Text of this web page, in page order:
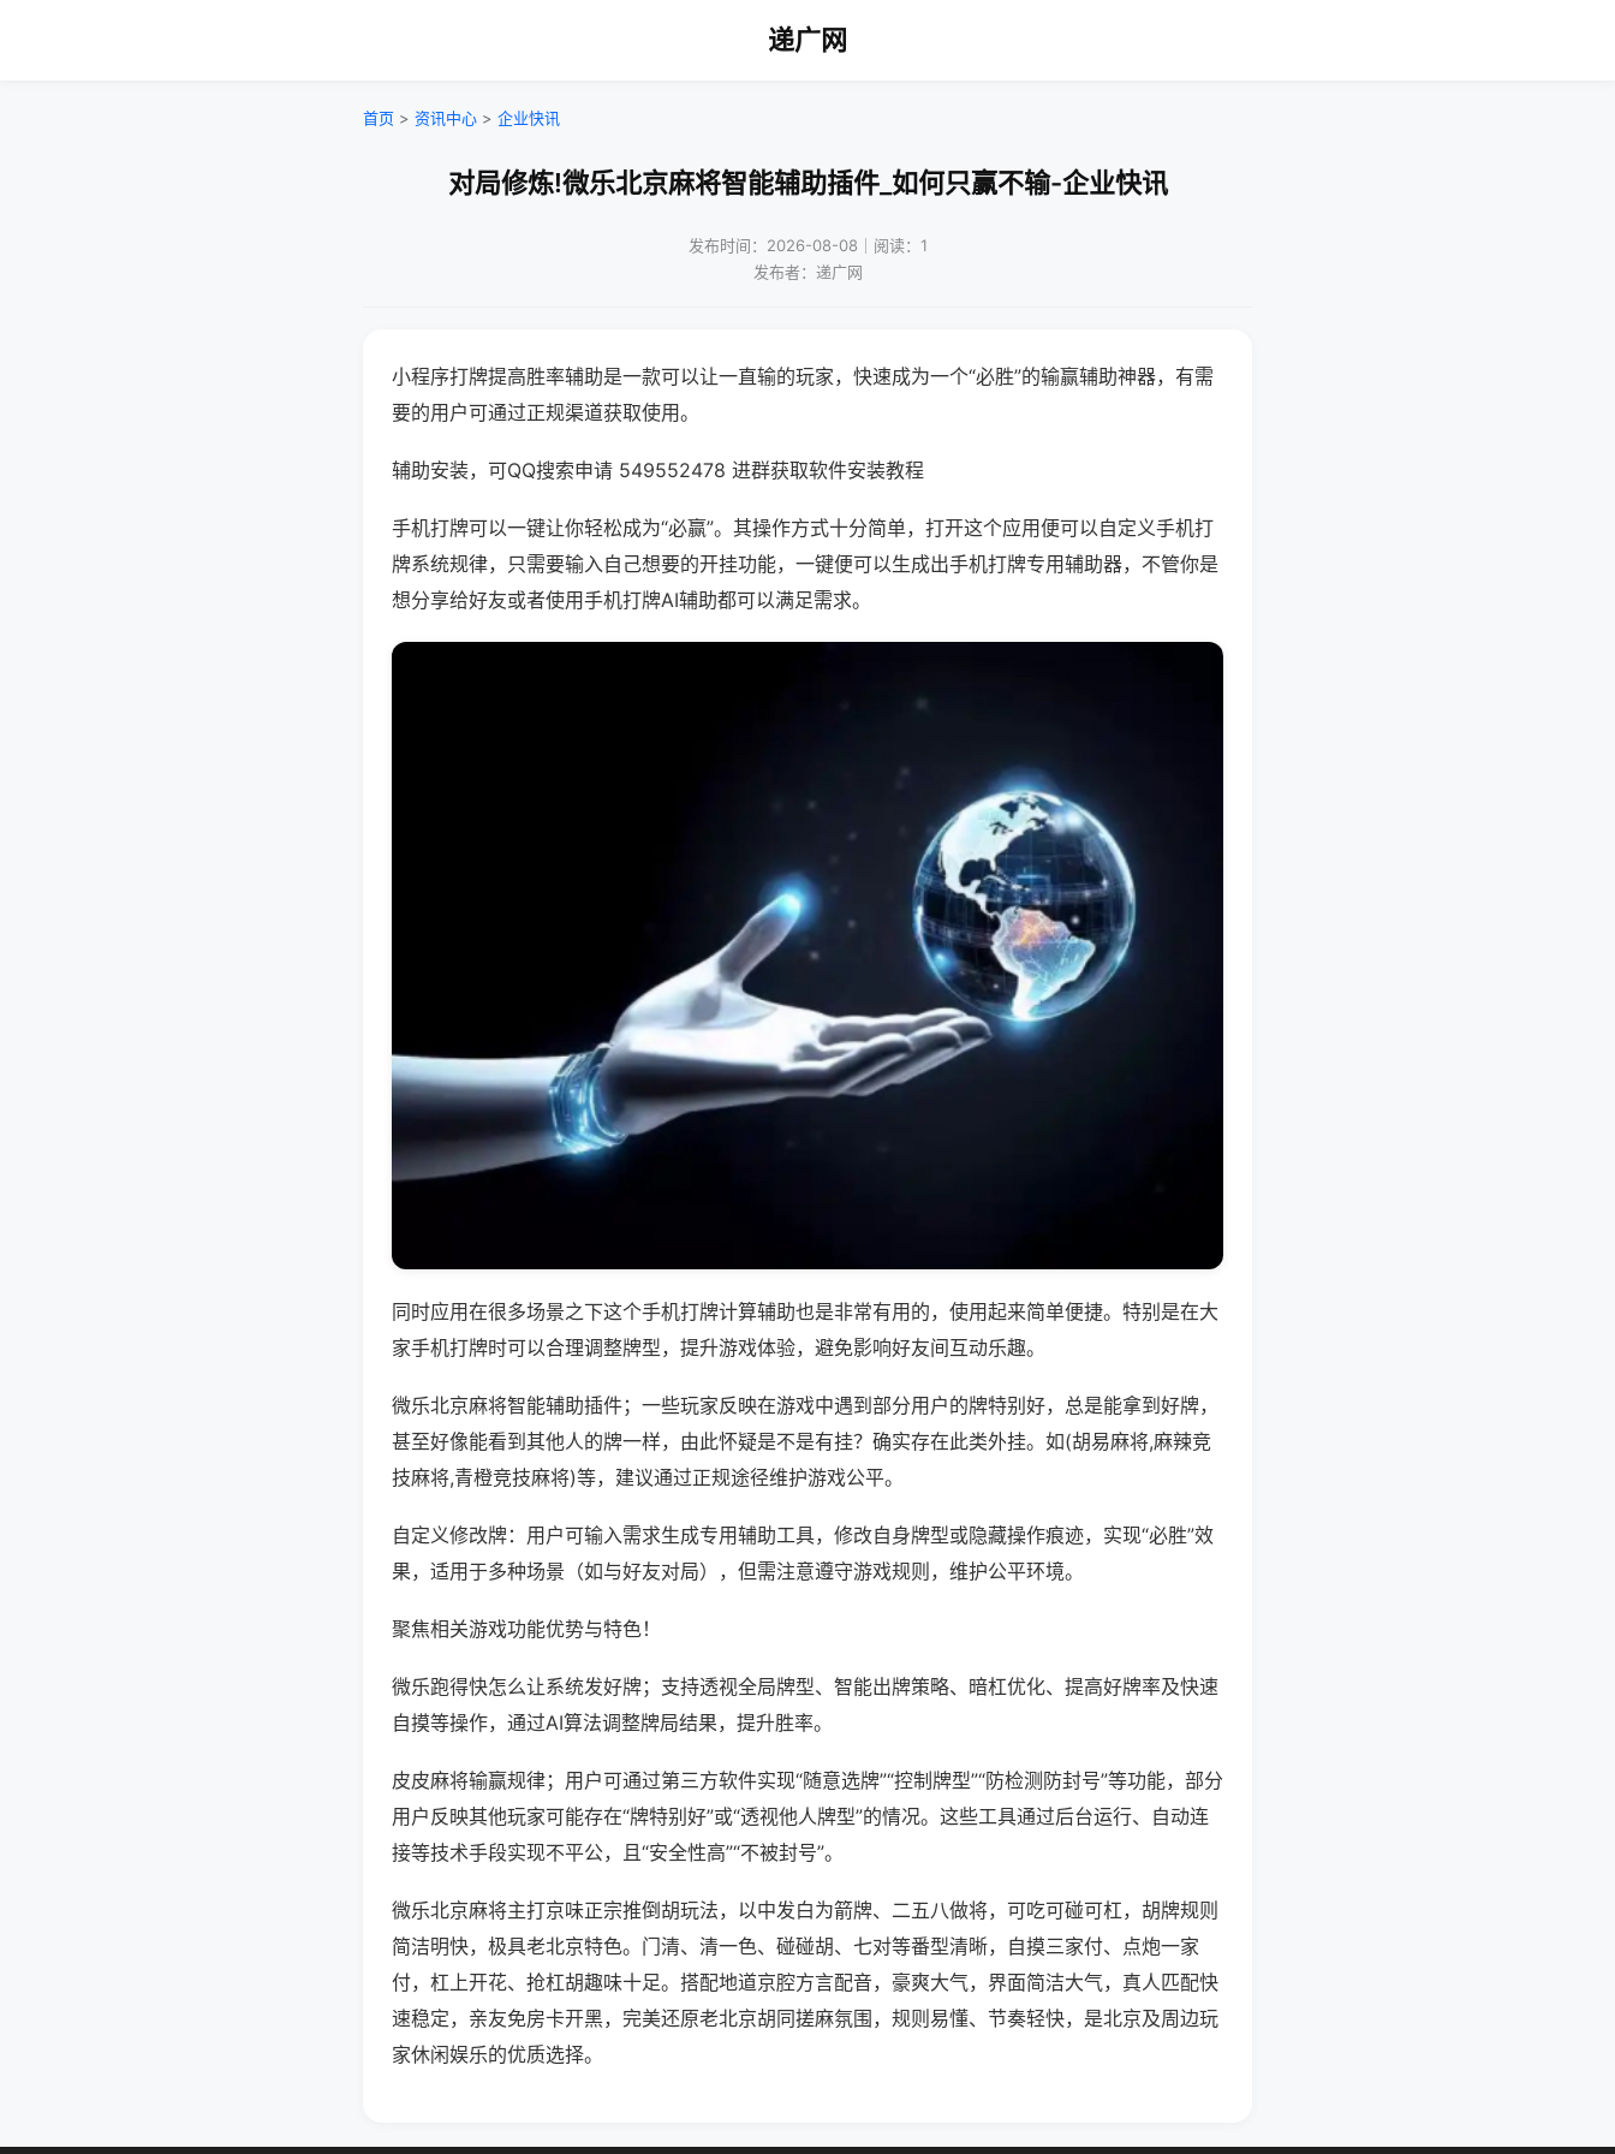
递广网
首页 > 资讯中心 > 企业快讯
对局修炼!微乐北京麻将智能辅助插件_如何只赢不输-企业快讯
发布时间：2026-08-08｜阅读：1
发布者：递广网
小程序打牌提高胜率辅助是一款可以让一直输的玩家，快速成为一个“必胜”的输赢辅助神器，有需
要的用户可通过正规渠道获取使用。
辅助安装，可QQ搜索申请 549552478 进群获取软件安装教程
手机打牌可以一键让你轻松成为“必赢”。其操作方式十分简单，打开这个应用便可以自定义手机打
牌系统规律，只需要输入自己想要的开挂功能，一键便可以生成出手机打牌专用辅助器，不管你是
想分享给好友或者使用手机打牌AI辅助都可以满足需求。
同时应用在很多场景之下这个手机打牌计算辅助也是非常有用的，使用起来简单便捷。特别是在大
家手机打牌时可以合理调整牌型，提升游戏体验，避免影响好友间互动乐趣。
微乐北京麻将智能辅助插件；一些玩家反映在游戏中遇到部分用户的牌特别好，总是能拿到好牌，
甚至好像能看到其他人的牌一样，由此怀疑是不是有挂？确实存在此类外挂。如(胡易麻将,麻辣竞
技麻将,青橙竞技麻将)等，建议通过正规途径维护游戏公平。
自定义修改牌：用户可输入需求生成专用辅助工具，修改自身牌型或隐藏操作痕迹，实现“必胜”效
果，适用于多种场景（如与好友对局），但需注意遵守游戏规则，维护公平环境。
聚焦相关游戏功能优势与特色！
微乐跑得快怎么让系统发好牌；支持透视全局牌型、智能出牌策略、暗杠优化、提高好牌率及快速
自摸等操作，通过AI算法调整牌局结果，提升胜率。
皮皮麻将输赢规律；用户可通过第三方软件实现“随意选牌”“控制牌型”“防检测防封号”等功能，部分
用户反映其他玩家可能存在“牌特别好”或“透视他人牌型”的情况。这些工具通过后台运行、自动连
接等技术手段实现不平公，且“安全性高”“不被封号”。
微乐北京麻将主打京味正宗推倒胡玩法，以中发白为箭牌、二五八做将，可吃可碰可杠，胡牌规则
简洁明快，极具老北京特色。门清、清一色、碰碰胡、七对等番型清晰，自摸三家付、点炮一家
付，杠上开花、抢杠胡趣味十足。搭配地道京腔方言配音，豪爽大气，界面简洁大气，真人匹配快
速稳定，亲友免房卡开黑，完美还原老北京胡同搓麻氛围，规则易懂、节奏轻快，是北京及周边玩
家休闲娱乐的优质选择。